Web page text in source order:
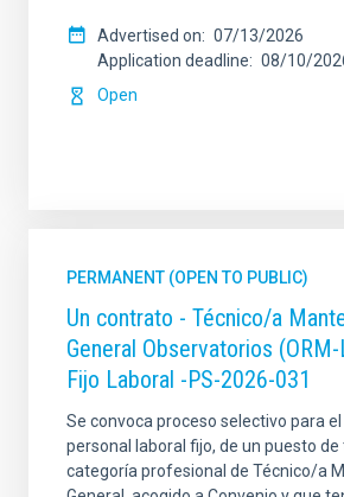
Advertised on
07/13/2026
Application deadline
08/10/
Open
PERMANENT (OPEN TO PUBLIC)
Un contrato - Técnico/a
General Observatorios
Fijo Laboral -PS-2026-031
Se convoca proceso selectivo para
personal laboral fijo, de un puesto de
categoría profesional de Técnico/a